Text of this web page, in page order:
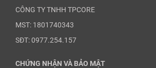
CÔNG TY TNHH TPCORE
MST: 1801740343
SĐT: 0977.254.157
CHỨNG NHẬN VÀ BẢO MẬT